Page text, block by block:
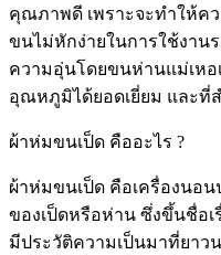
คุณภาพดี เพราะจะทำให้ค
ขนไม่หักง่ายในการใช้งาน
ความอุ่นโดยขนห่านแม่เหอ
อุณหภูมิได้ยอดเยี่ยม และที่
ผ้าห่มขนเป็ด คืออะไร ?
ผ้าห่มขนเป็ด คือเครื่องนอ
ของเป็ดหรือห่าน ซึ่งขึ้นชื่อ
มีประวัติความเป็นมาที่ยาว